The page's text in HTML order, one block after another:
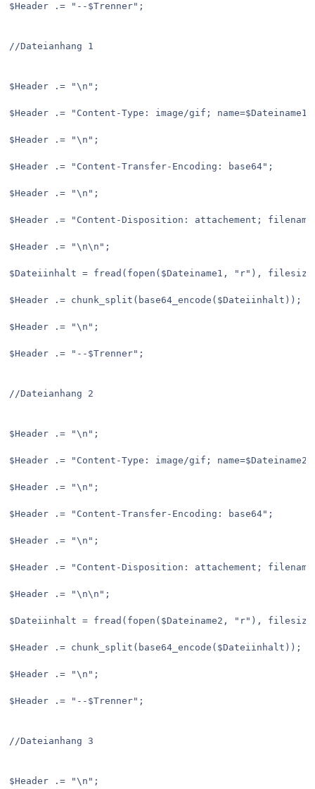
$Header .= "--$Trenner";
//Dateianhang 1
$Header .= "\n";
$Header .= "Content-Type: image/gif;
$Header .= "\n";
$Header .= "Content-Transfer-Encoding: base64";
$Header .= "\n";
$Header .= "Content-Disposition: attachement;
$Header .= "\n\n";
$Dateiinhalt = fread(fopen($Dateiname1, "r"),
$Header .= chunk_split(base64_encode($Dateiinhalt));
$Header .= "\n";
$Header .= "--$Trenner";
//Dateianhang 2
$Header .= "\n";
$Header .= "Content-Type: image/gif;
$Header .= "\n";
$Header .= "Content-Transfer-Encoding: base64";
$Header .= "\n";
$Header .= "Content-Disposition: attachement;
$Header .= "\n\n";
$Dateiinhalt = fread(fopen($Dateiname2, "r"),
$Header .= chunk_split(base64_encode($Dateiinhalt));
$Header .= "\n";
$Header .= "--$Trenner";
//Dateianhang 3
$Header .= "\n";